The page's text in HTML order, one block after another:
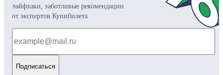
лайфхаки, заботливые рекомендации
от экспертов Купибилета
Подписаться